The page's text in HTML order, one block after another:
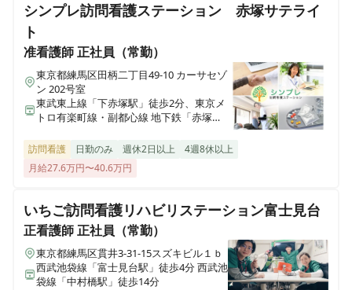
医療施設型ホスピス 医心館加古川
兵庫県加古川市加古川町北在家2315番地の1
医療施設型ホスピス 医心館南草津
滋賀県草津市追分南二丁目３番17号
医療施設型ホスピス 医心館所沢
医療施設型ホスピス 医心館経堂
東京都世田谷区宮坂三丁目2-8
株式会社アンビスホールディングス 本社
東京都中央区京橋一丁目6-1 三井住友海上テプコビル 7階
正看護師 正社員（常勤）
【練馬区 / 平和台駅】夜勤・オンコールなし◎月給53.6
万円～◎医療施設型ホスピスで看護管理者のお仕事
正看護師 正社員（常勤）
【練馬区早宮 / 平和台駅】夜勤・オンコールなし◎月給
准看護師 正社員（常勤）
【練馬区 / 平和台駅】日勤のみ常勤 / 医療施設型ホスピ
シンプレ訪問看護ステーション 赤塚サテライ
ト
准看護師正社員（常勤）
東京都練馬区田柄二丁目49-10 カーサセゾ
ン 202号室
東武東上線「下赤塚駅」徒歩2分、東京メ
トロ有楽町線・副都心線 地下鉄「赤塚
訪問看護 日勤のみ 週休2日以上
4週8休以上
月給27.6万円〜40.6万円
いちご訪問看護リハビリステーション富士見台
正看護師正社員（常勤）
東京都練馬区貫井3-31-15スズキビル１ｂ
西武池袋線「富士見台駅」徒歩4分 西武池
袋線「中村橋駅」徒歩14分